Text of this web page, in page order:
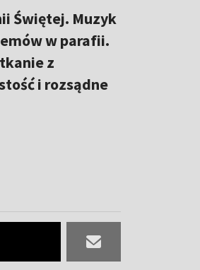
Świętej. Muzyk
w parafii.
z
i rozsądne